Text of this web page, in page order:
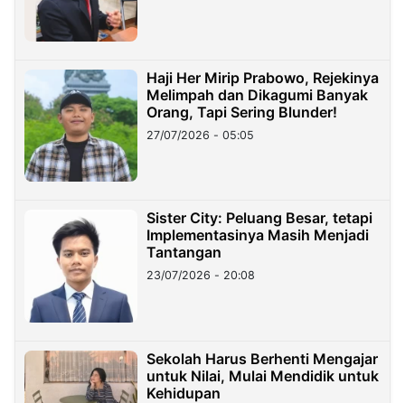
Haji Her Mirip Prabowo, Rejekinya
Melimpah dan Dikagumi Banyak
Orang, Tapi Sering Blunder!
27/07/2026 - 05:05
Sister City: Peluang Besar, tetapi
Implementasinya Masih Menjadi
Tantangan
23/07/2026 - 20:08
Sekolah Harus Berhenti Mengajar
untuk Nilai, Mulai Mendidik untuk
Kehidupan